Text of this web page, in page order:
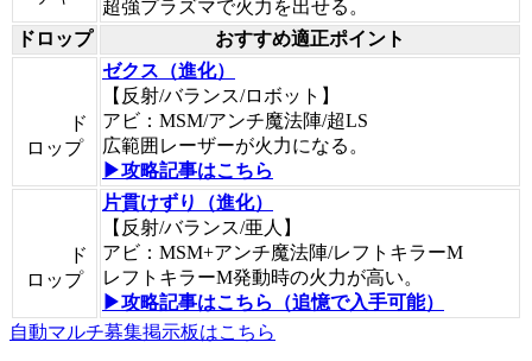
超強プラズマで火力を出せる。
ドロップ
おすすめ適正ポイント
ド
ロップ
ゼクス（進化）
【反射/バランス/ロボット】
アビ：MSM/アンチ魔法陣/超LS
広範囲レーザーが火力になる。
▶攻略記事はこちら
ド
ロップ
片貫けずり（進化）
【反射/バランス/亜人】
アビ：MSM+アンチ魔法陣/レフトキラーM
レフトキラーM発動時の火力が高い。
▶攻略記事はこちら（追憶で入手可能）
自動マルチ募集掲示板はこちら